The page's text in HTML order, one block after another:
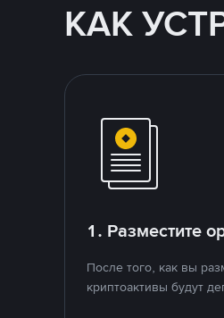
КАК
1. Разместите
После того, как вы
криптоактивы будут